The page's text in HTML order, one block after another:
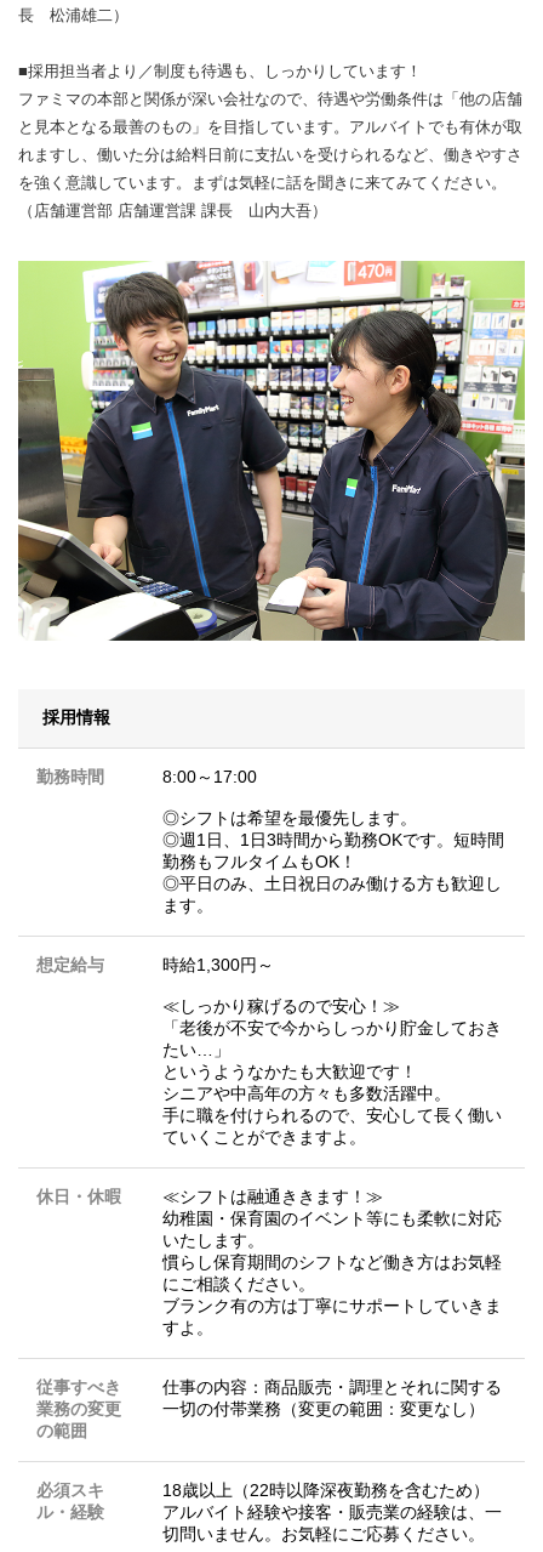
長 松浦雄二）
■採用担当者より／制度も待遇も、しっかりしています！
ファミマの本部と関係が深い会社なので、待遇や労働条件は「他の店舗
と見本となる最善のもの」を目指しています。アルバイトでも有休が取
れますし、働いた分は給料日前に支払いを受けられるなど、働きやすさ
を強く意識しています。まずは気軽に話を聞きに来てみてください。
（店舗運営部 店舗運営課 課長 山内大吾）
採用情報
勤務時間 8:00～17:00
◎シフトは希望を最優先します。
◎週1日、1日3時間から勤務OKです。短時間
勤務もフルタイムもOK！
◎平日のみ、土日祝日のみ働ける方も歓迎し
ます。
想定給与 時給1,300円～
≪しっかり稼げるので安心！≫
「老後が不安で今からしっかり貯金しておき
たい…」
というようなかたも大歓迎です！
シニアや中高年の方々も多数活躍中。
手に職を付けられるので、安心して長く働い
ていくことができますよ。
休日・休暇
≪シフトは融通ききます！≫
幼稚園・保育園のイベント等にも柔軟に対応
いたします。
慣らし保育期間のシフトなど働き方はお気軽
にご相談ください。
ブランク有の方は丁寧にサポートしていきま
すよ。
従事すべき
業務の変更
の範囲
仕事の内容：商品販売・調理とそれに関する
一切の付帯業務（変更の範囲：変更なし）
必須スキ
ル・経験
18歳以上（22時以降深夜勤務を含むため）
アルバイト経験や接客・販売業の経験は、一
切問いません。お気軽にご応募ください。